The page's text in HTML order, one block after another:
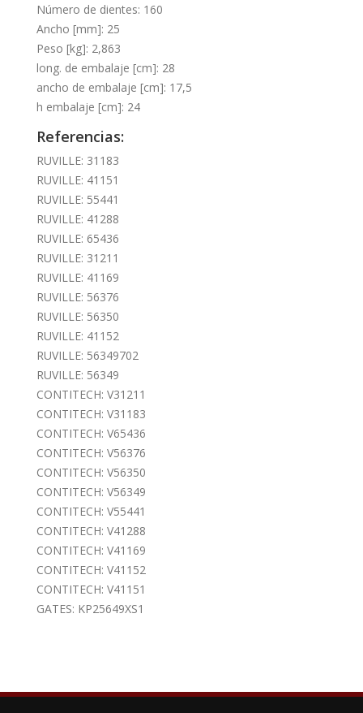
Número de dientes: 160
Ancho [mm]: 25
Peso [kg]: 2,863
long. de embalaje [cm]: 28
ancho de embalaje [cm]: 17,5
h embalaje [cm]: 24
Referencias:
RUVILLE: 31183
RUVILLE: 41151
RUVILLE: 55441
RUVILLE: 41288
RUVILLE: 65436
RUVILLE: 31211
RUVILLE: 41169
RUVILLE: 56376
RUVILLE: 56350
RUVILLE: 41152
RUVILLE: 56349702
RUVILLE: 56349
CONTITECH: V31211
CONTITECH: V31183
CONTITECH: V65436
CONTITECH: V56376
CONTITECH: V56350
CONTITECH: V56349
CONTITECH: V55441
CONTITECH: V41288
CONTITECH: V41169
CONTITECH: V41152
CONTITECH: V41151
GATES: KP25649XS1